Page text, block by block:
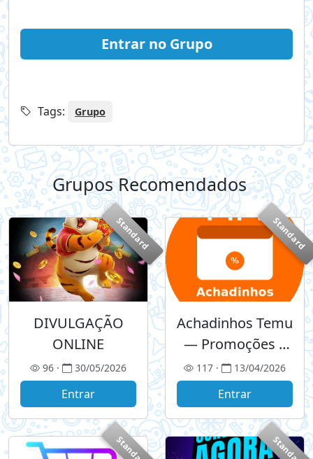
Entrar no Grupo
Tags: Grupo
Grupos Recomendados+
Standard
DIVULGAÇÃO
ONLINE
96 · 30/05/2026
Entrar
Standard
Achadinhos Temu
— Promoções e
Achados
117 · 13/04/2026
Entrar